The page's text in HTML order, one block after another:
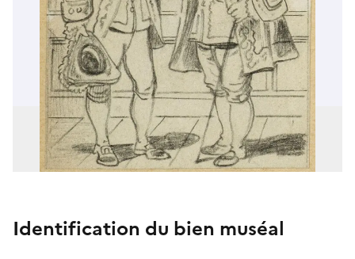
Identification du bien muséal